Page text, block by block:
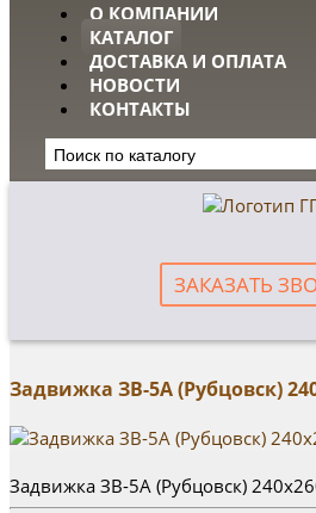
О КОМПАНИИ
КАТАЛОГ
ДОСТАВКА И ОПЛАТА
НОВОСТИ
КОНТАКТЫ
ЗАКАЗАТЬ
Задвижка ЗВ-5А (Рубцовск)
Задвижка ЗВ-5А (Рубцовск)